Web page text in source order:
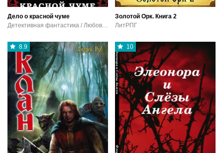
Дело о красной чуме
Золотой Орк. Книга 2
ЛитРПГ
8.9 10